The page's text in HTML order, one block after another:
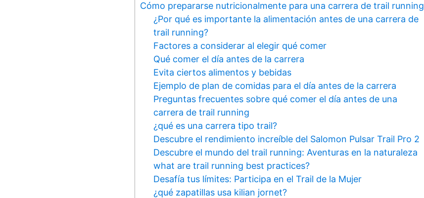
Cómo prepararse nutricionalmente para una carrera de trail running
¿Por qué es importante la alimentación antes de una carrera de
trail running?
Factores a considerar al elegir qué comer
Qué comer el día antes de la carrera
Evita ciertos alimentos y bebidas
Ejemplo de plan de comidas para el día antes de la carrera
Preguntas frecuentes sobre qué comer el día antes de una
carrera de trail running
¿qué es una carrera tipo trail?
Descubre el rendimiento increíble del Salomon Pulsar Trail Pro 2
Descubre el mundo del trail running: Aventuras en la naturaleza
what are trail running best practices?
Desafía tus límites: Participa en el Trail de la Mujer
¿qué zapatillas usa kilian jornet?